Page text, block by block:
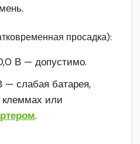
просадка):
В — допустимо.
слабая батарея,
клеммах или
.